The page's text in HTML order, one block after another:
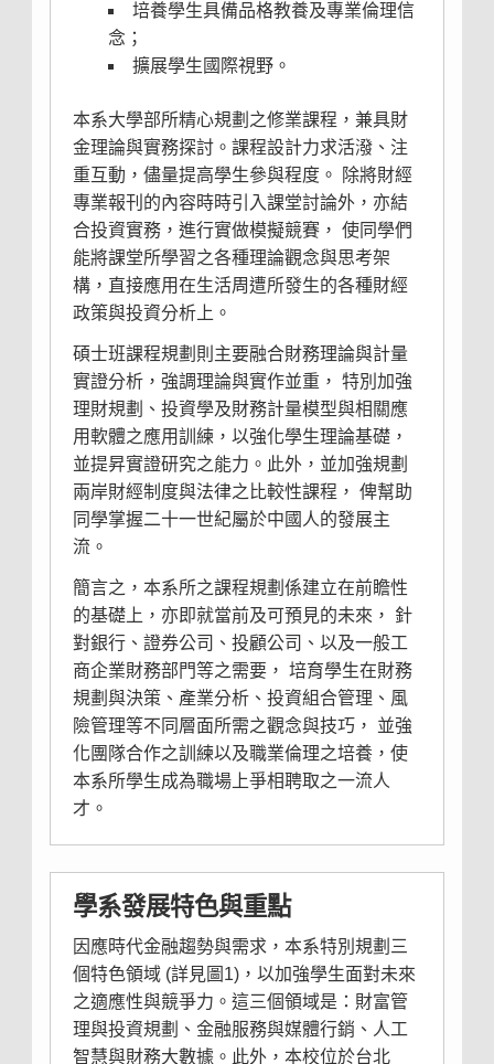
培養學生具備品格教養及專業倫理信
念；
擴展學生國際視野。
本系大學部所精心規劃之修業課程，兼具財
金理論與實務探討。課程設計力求活潑、注
重互動，儘量提高學生參與程度。 除將財經
專業報刊的內容時時引入課堂討論外，亦結
合投資實務，進行實做模擬競賽， 使同學們
能將課堂所學習之各種理論觀念與思考架
構，直接應用在生活周遭所發生的各種財經
政策與投資分析上。
碩士班課程規劃則主要融合財務理論與計量
實證分析，強調理論與實作並重， 特別加強
理財規劃、投資學及財務計量模型與相關應
用軟體之應用訓練，以強化學生理論基礎，
並提昇實證研究之能力。此外，並加強規劃
兩岸財經制度與法律之比較性課程， 俾幫助
同學掌握二十一世紀屬於中國人的發展主
流。
簡言之，本系所之課程規劃係建立在前瞻性
的基礎上，亦即就當前及可預見的未來， 針
對銀行、證券公司、投顧公司、以及一般工
商企業財務部門等之需要， 培育學生在財務
規劃與決策、產業分析、投資組合管理、風
險管理等不同層面所需之觀念與技巧， 並強
化團隊合作之訓練以及職業倫理之培養，使
本系所學生成為職場上爭相聘取之一流人
才。
學系發展特色與重點
因應時代金融趨勢與需求，本系特別規劃三
個特色領域 (詳見圖1)，以加強學生面對未來
之適應性與競爭力。這三個領域是：財富管
理與投資規劃、金融服務與媒體行銷、人工
智慧與財務大數據。此外，本校位於台北